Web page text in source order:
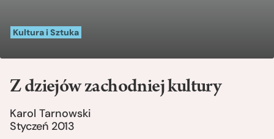
Kultura i Sztuka
Z dziejów zachodniej kultury
Karol Tarnowski
Styczeń 2013